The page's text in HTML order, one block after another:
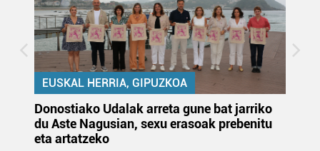
EUSKAL HERRIA, GIPUZKOA
Donostiako Udalak arreta gune bat jarriko
du Aste Nagusian, sexu erasoak prebenitu
eta artatzeko